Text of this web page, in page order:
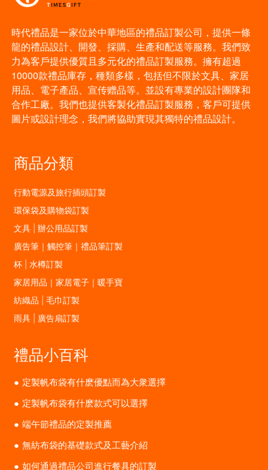
時代禮品是一家位於中華地區的禮品訂製公司，提供一條
龍的禮品設計、開發、採購、生產和配送等服務。我們致
力為客戶提供優質且多元化的禮品訂製服務。擁有超過
10000款禮品庫存，種類多樣，包括但不限於文具、家居
用品、電子產品、宣传赠品等。並設有專業的設計團隊和
合作工廠。我們也提供客製化禮品訂製服務，客戶可提供
圖片或設計理念，我們將協助實現其獨特的禮品設計。
商品分類
行動電源及旅行插頭訂製
環保袋及購物袋訂製
文具 | 辦公用品訂製
廣告筆｜觸控筆｜禮品筆訂製
杯 | 水樽訂製
家居用品｜家居電子｜暖手寶
紡織品 | 毛巾訂製
雨具 | 廣告扇訂製
禮品小百科
定製帆布袋有什麽優點而為大衆選擇
定製帆布袋有什麽款式可以選擇
端午節禮品的定製推薦
無紡布袋的基礎款式及工藝介紹
如何通過禮品公司進行餐具的訂製